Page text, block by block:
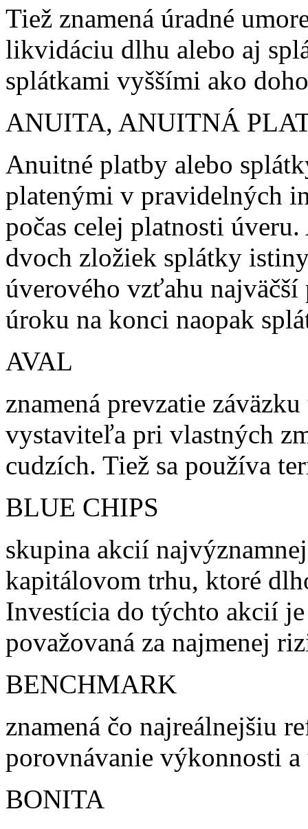
Tiež znamená úradné
likvidáciu dlhu alebo aj
splátkami vyššími ako
ANUITA, ANUITNÁ
Anuitné platby alebo
platenými v pravidelných
počas celej platnosti
dvoch zložiek splátky
úverového vzťahu
úroku na konci naopak
AVAL
znamená prevzatie
vystaviteľa pri vlastných
cudzích. Tiež sa používa
BLUE CHIPS
skupina akcií
kapitálovom trhu, ktoré
Investícia do týchto akcií
považovaná za najmenej
BENCHMARK
znamená čo najreálnejšiu
porovnávanie výkonnosti a
BONITA